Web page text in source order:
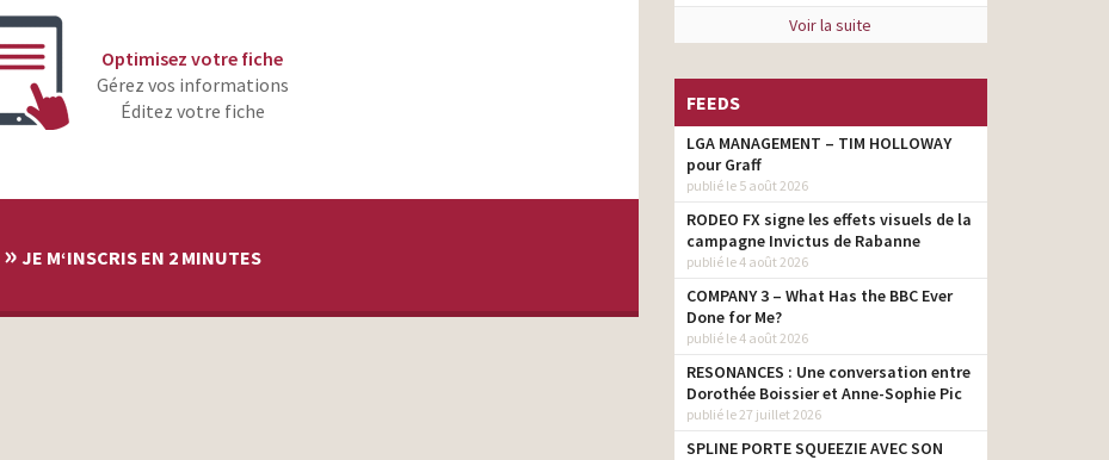
Optimisez votre fiche
Gérez vos informations
Éditez votre fiche
» JE M‘INSCRIS EN 2 MINUTES
Voir la suite
FEEDS
LGA MANAGEMENT – TIM HOLLOWAY
pour Graff
publié le 5 août 2026
RODEO FX signe les effets visuels de la
campagne Invictus de Rabanne
publié le 4 août 2026
COMPANY 3 – What Has the BBC Ever
Done for Me?
publié le 4 août 2026
RESONANCES : Une conversation entre
Dorothée Boissier et Anne-Sophie Pic
publié le 27 juillet 2026
SPLINE PORTE SQUEEZIE AVEC SON